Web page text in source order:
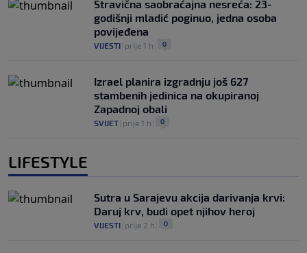
Stravična saobraćajna nesreća: 23-
godišnji mladić poginuo, jedna osoba
povijeđena
VIJESTI prije 1 h 0
Izrael planira izgradnju još 627
stambenih jedinica na okupiranoj
Zapadnoj obali
SVIJET prije 1 h 0
LIFESTYLE
Sutra u Sarajevu akcija darivanja krvi:
Daruj krv, budi opet njihov heroj
VIJESTI prije 2 h 0